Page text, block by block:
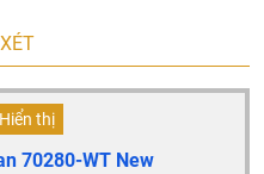
Hiển thị
70280-WT New